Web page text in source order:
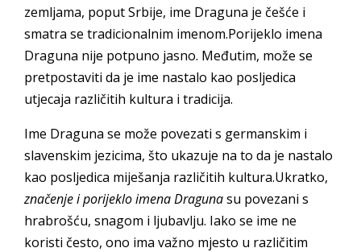
zemljama, poput Srbije, ime Draguna je češće i
smatra se tradicionalnim imenom.Porijeklo imena
Draguna nije potpuno jasno. Međutim, može se
pretpostaviti da je ime nastalo kao posljedica
utjecaja različitih kultura i tradicija.
Ime Draguna se može povezati s germanskim i
slavenskim jezicima, što ukazuje na to da je nastalo
kao posljedica miješanja različitih kultura.Ukratko,
značenje i porijeklo imena Dragunasu povezani s
hrabrošću, snagom i ljubavlju. Iako se ime ne
koristi često, ono ima važno mjesto u različitim